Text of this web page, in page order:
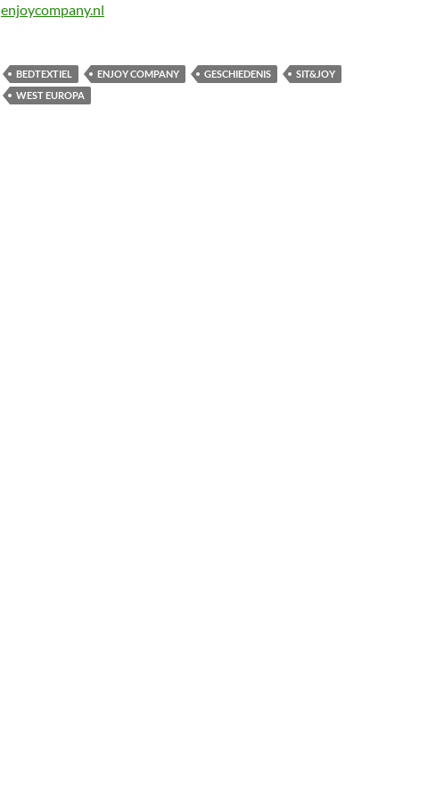
enjoycompany.nl
BEDTEXTIEL ENJOY COMPANY GESCHIEDENIS
SIT&JOY
WEST EUROPA